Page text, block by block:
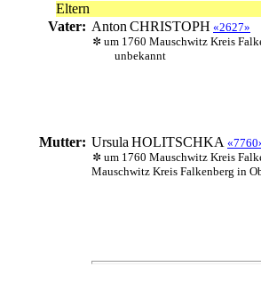
Eltern
Vater: Anton CHRISTOPH «2627»
um 1760 Mauschwitz Kreis
unbekannt
Mutter: Ursula HOLITSCHKA
um 1760 Mauschwitz Kreis
Mauschwitz Kreis Falkenberg in